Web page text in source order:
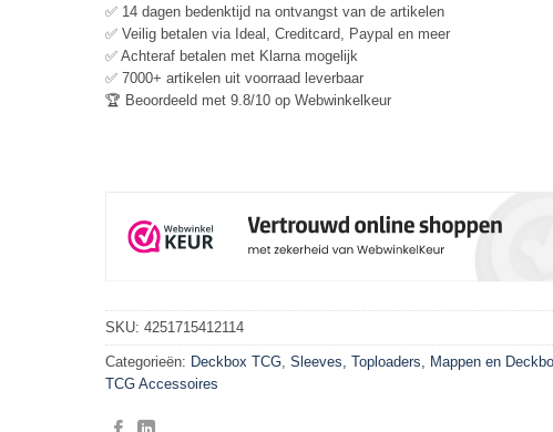
✅ 14 dagen bedenktijd na ontvangst van de artikelen
✅ Veilig betalen via Ideal, Creditcard, Paypal en meer
✅ Achteraf betalen met Klarna mogelijk
✅ 7000+ artikelen uit voorraad leverbaar
🏆 Beoordeeld met 9.8/10 op Webwinkelkeur
SKU: 4251715412114
Categorieën: Deckbox TCG Sleeves, Toploaders, Mappen en
TCG Accessoires